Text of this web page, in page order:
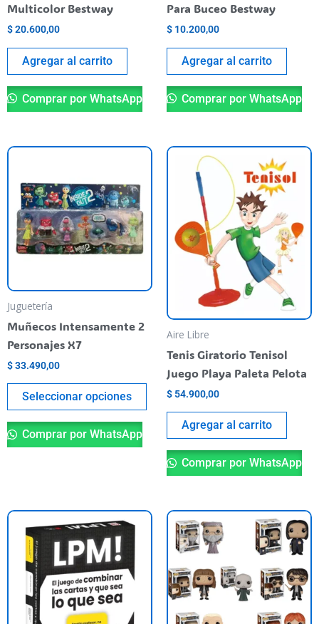
Multicolor Bestway
$20.600,00
Agregar al carrito
Comprar por WhatsApp
Para Buceo Bestway
$ 10.200,00
Agregar al carrito
Comprar por WhatsApp
Juguetería
Muñecos Intensamente 2
Personajes X7
$33.490,00
Seleccionar opciones
Este
variantes.
se
elegir
página
producto
Comprar por WhatsApp
Aire Libre
Tenis Giratorio Tenisol
Juego Playa Paleta Pelota
$ 54.900,00
Agregar al carrito
Comprar por WhatsApp